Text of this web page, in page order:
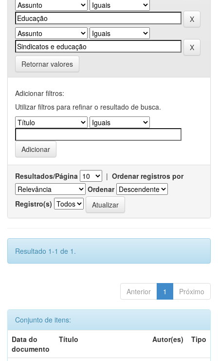
Retornar valores
Adicionar filtros:
Utilizar filtros para refinar o resultado de busca.
Resultados/Página | Ordenar registros por
Ordenar
Registro(s)
Resultado 1-1 de 1.
Anterior 1 Próximo
Conjunto de itens:
Data do
documento
Título Autor(es) Tipo